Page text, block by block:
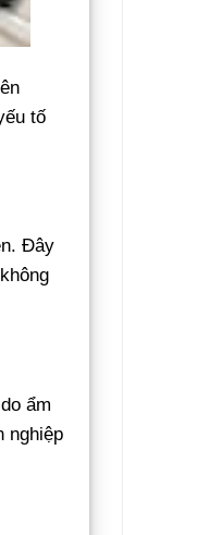
tố
Đây
ẩm
nghiệp